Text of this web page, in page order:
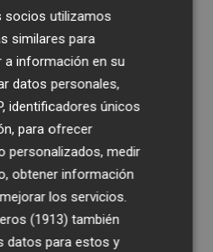
y más de 100 brigadas se
un incendio forestal
actualidad de
en tu correo
socios utilizamos
similares para
a información en su
datos personales,
identificadores únicos
para ofrecer
personalizados, medir
obtener información
los servicios.
(1913) también
datos para estos y